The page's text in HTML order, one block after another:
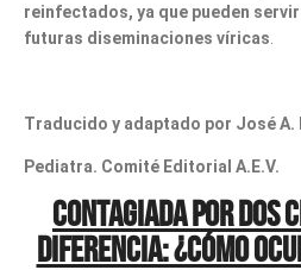
reinfectados, ya que pueden
futuras diseminaciones víricas
Traducido y adaptado por José A.
Pediatra. Comité Editorial A.E.V.
Contagiada por dos
diferencia: ¿cómo